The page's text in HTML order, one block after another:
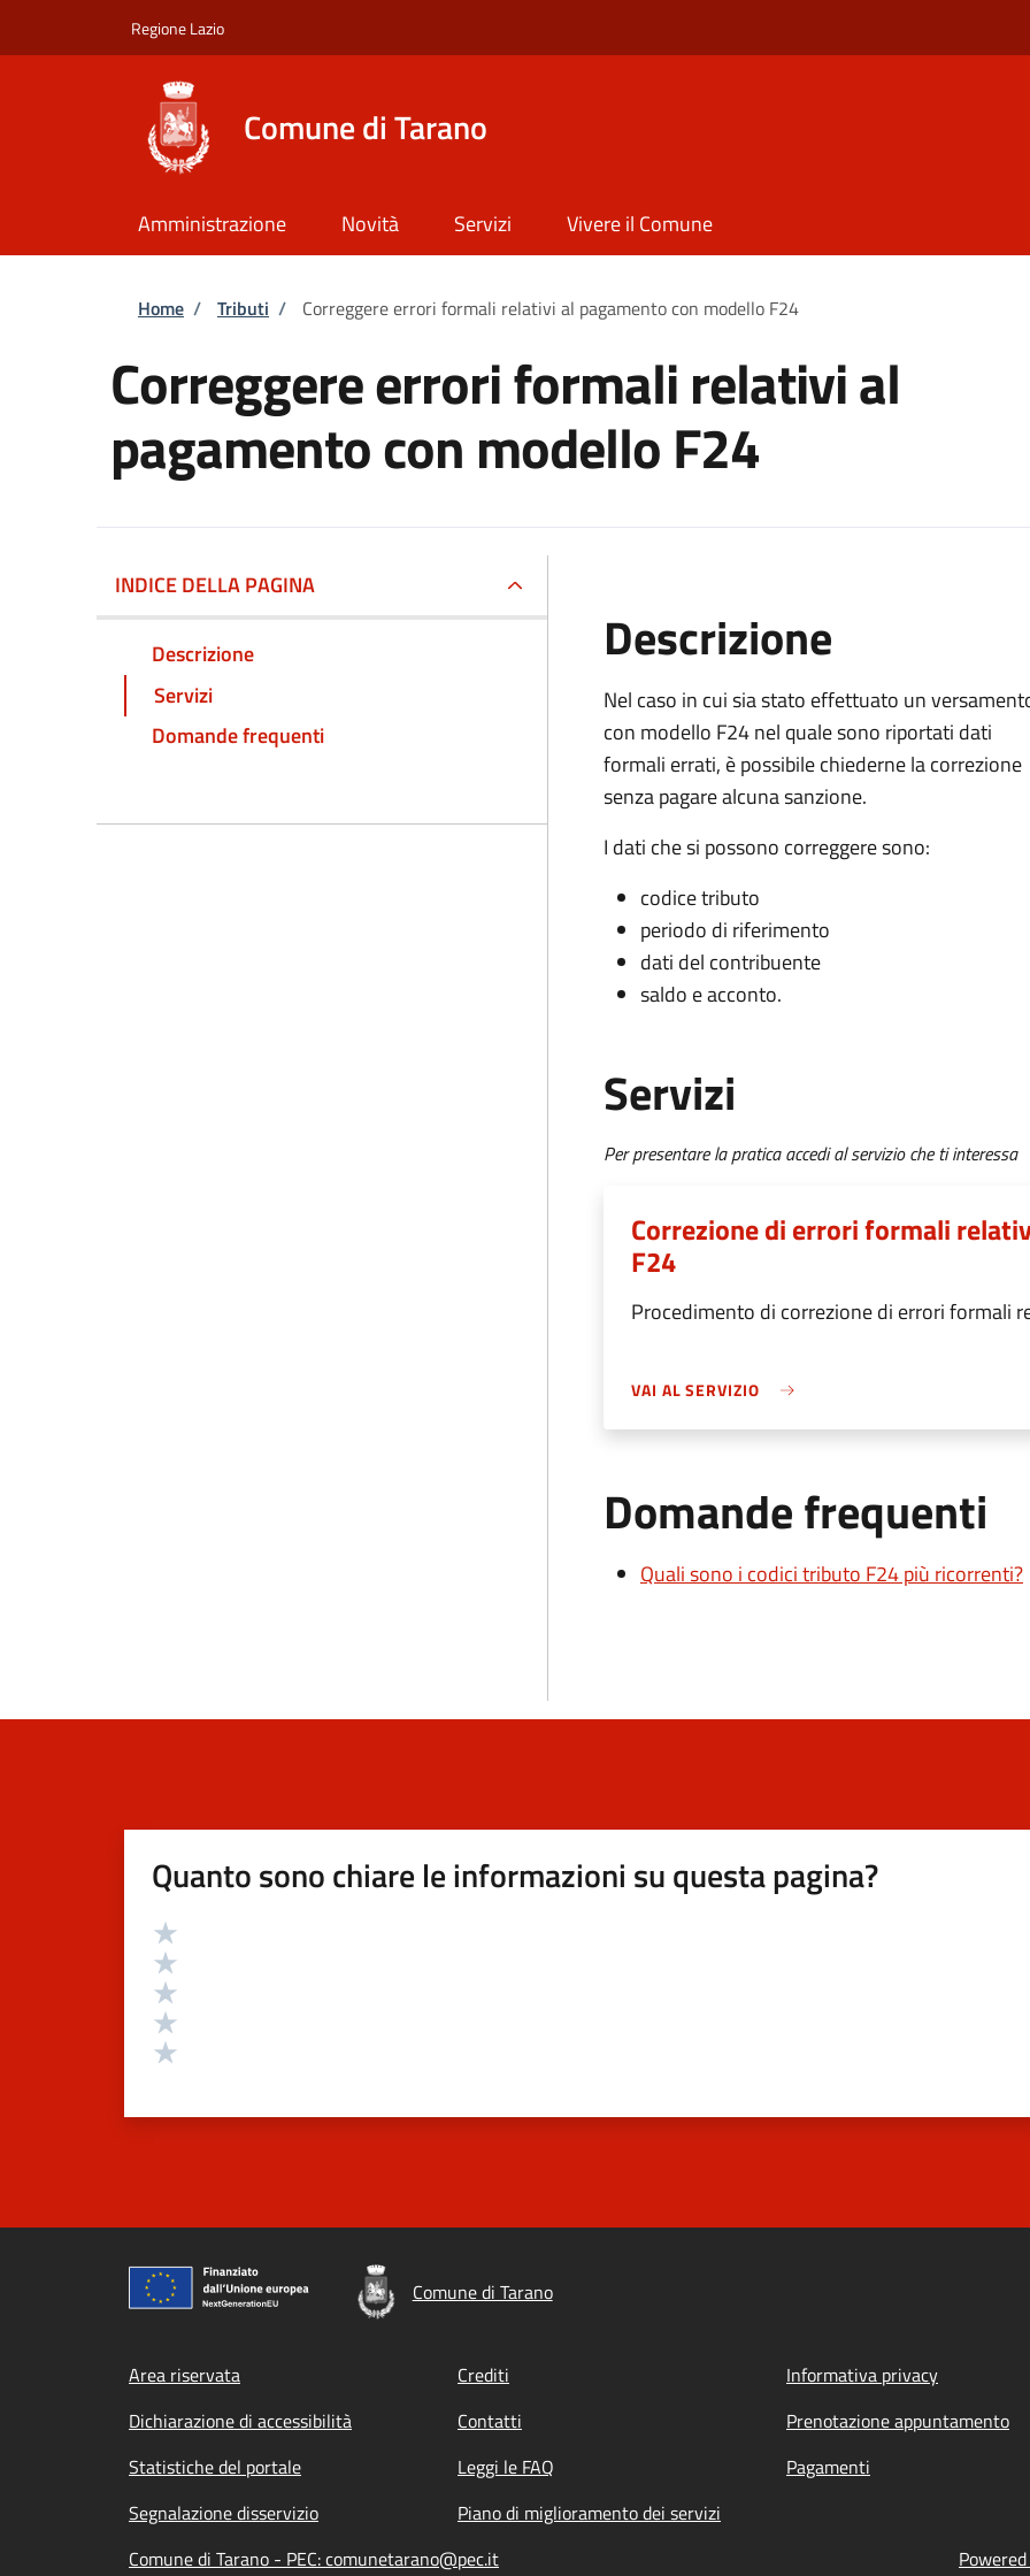
Regione Lazio
Comune di Tarano
Amministrazione Novità Servizi Vivere il Comune
Briciole di pane
Home / Tributi / Correggere errori formali relativi al pagamento con modello F24
Correggere errori formali relativi al
pagamento con modello F24
INDICE DELLA PAGINA
Descrizione
Servizi
Domande frequenti
Descrizione
Nel caso in cui sia stato effettuato un
con modello F24 nel quale sono riportati dati
formali errati, è possibile chiederne la correzione
senza pagare alcuna sanzione.
I dati che si possono correggere sono:
codice tributo
periodo di riferimento
dati del contribuente
saldo e acconto.
Servizi
Per presentare la pratica accedi al servizio che ti interessa
Correzione di errori formali
F24
Procedimento di correzione di errori formali
VAI AL SERVIZIO
Domande frequenti
Quali sono i codici tributo F24 più ricorrenti?
Quanto sono chiare le informazioni su questa pagina?
Valutazione
Comune di Tarano
Footer menu
Area riservata Crediti
Informativa privacy
Dichiarazione di accessibilità
Contatti
Prenotazione appuntamento
Statistiche del portale
Leggi le FAQ
Pagamenti
Segnalazione disservizio
Piano di miglioramento dei servizi
Comune di Tarano - PEC: comunetarano@pec.it